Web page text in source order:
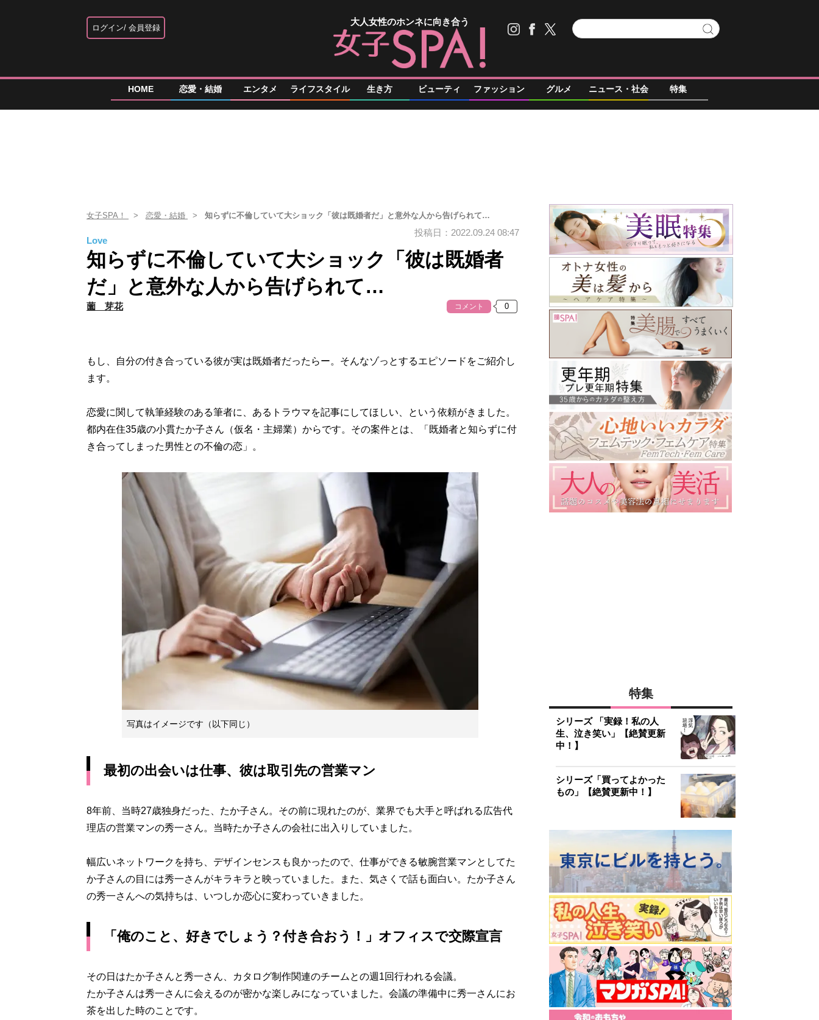
ログイン 会員登録
大人女性のホンネに向き合う
HOME 恋愛・結婚 エンタメ ライフスタイル 生き方 ビューティ ファッション グルメ ニュース・社会 特集
女子SPA！ 恋愛・結婚 知らずに不倫していて大ショック「彼は既婚者だ」と意外な人から告げられて…
Love
投稿日：2022.09.24 08:47
知らずに不倫していて大ショック「彼は既婚者
だ」と意外な人から告げられて…
薗 芽花 コメント
もし、自分の付き合っている彼が実は既婚者だったらー。そんなゾっとするエピソードをご紹介し
ます。
恋愛に関して執筆経験のある筆者に、あるトラウマを記事にしてほしい、という依頼がきました。
都内在住35歳の小貫たか子さん（仮名・主婦業）からです。その案件とは、「既婚者と知らずに付
き合ってしまった男性との不倫の恋」。
写真はイメージです（以下同じ）
最初の出会いは仕事、彼は取引先の営業マン
8年前、当時27歳独身だった、たか子さん。その前に現れたのが、業界でも大手と呼ばれる広告代
理店の営業マンの秀一さん。当時たか子さんの会社に出入りしていました。
幅広いネットワークを持ち、デザインセンスも良かったので、仕事ができる敏腕営業マンとしてた
か子さんの目には秀一さんがキラキラと映っていました。また、気さくで話も面白い。たか子さん
の秀一さんへの気持ちは、いつしか恋心に変わっていきました。
「俺のこと、好きでしょう？付き合おう！」オフィスで交際宣言
その日はたか子さんと秀一さん、カタログ制作関連のチームとの週1回行われる会議。
たか子さんは秀一さんに会えるのが密かな楽しみになっていました。会議の準備中に秀一さんにお
茶を出した時のことです。
特集
シリーズ 「実録！私の人
生、泣き笑い」【絶賛更新
中！】
シリーズ「買ってよかった
もの」【絶賛更新中！】